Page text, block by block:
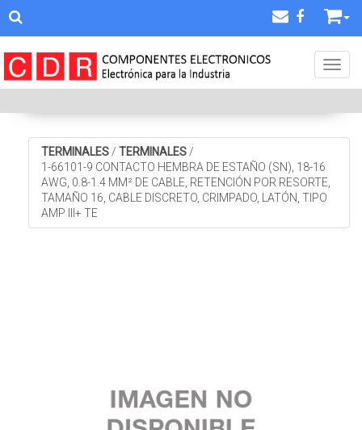
TERMINALES / TERMINALES /
1-66101-9 CONTACTO HEMBRA DE ESTAÑO (SN), 18-16
AWG, 0.8-1.4 MM² DE CABLE, RETENCIÓN POR RESORTE,
TAMAÑO 16, CABLE DISCRETO, CRIMPADO, LATÓN, TIPO
AMP III+ TE